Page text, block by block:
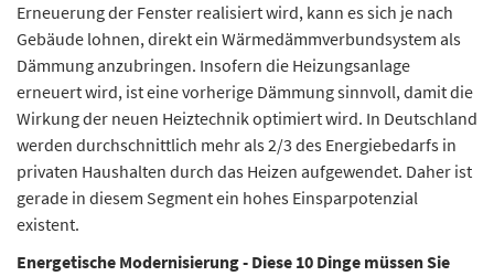
Erneuerung der Fenster realisiert wird, kann es sich je nach
Gebäude lohnen, direkt ein Wärmedämmverbundsystem als
Dämmung anzubringen. Insofern die Heizungsanlage
erneuert wird, ist eine vorherige Dämmung sinnvoll, damit die
Wirkung der neuen Heiztechnik optimiert wird. In Deutschland
werden durchschnittlich mehr als 2/3 des Energiebedarfs in
privaten Haushalten durch das Heizen aufgewendet. Daher ist
gerade in diesem Segment ein hohes Einsparpotenzial
existent.
Energetische Modernisierung - Diese 10 Dinge müssen Sie